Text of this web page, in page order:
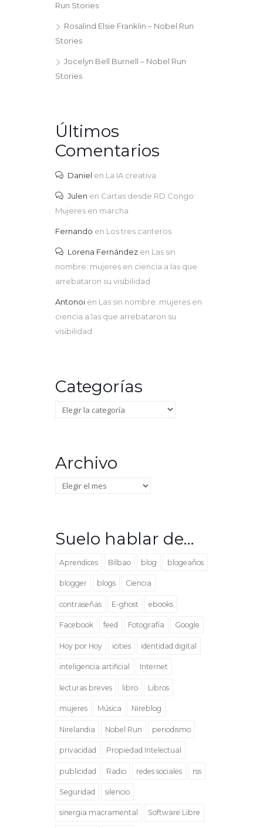
Run Stories
Rosalind Elsie Franklin – Nobel Run
Stories
Jocelyn Bell Burnell – Nobel Run
Stories
Últimos
Comentarios
Daniel en La IA creativa
Julen en Cartas desde RD Congo:
Mujeres en marcha
Fernando en Los tres canteros
Lorena Fernández en Las sin
nombre: mujeres en ciencia a las que
arrebataron su visibilidad
Antonoi en Las sin nombre: mujeres en
ciencia a las que arrebataron su
visibilidad
Categorías
Categorías
Archivo
Archivo
Suelo hablar de…
Aprendices Bilbao blog blogeaños
blogger blogs Ciencia
contraseñas E-ghost ebooks
Facebook feed Fotografía Google
Hoy por Hoy icities identidad digital
inteligencia artificial Internet
lecturas breves libro Libros
mujeres Música Nireblog
Nirelandia Nobel Run periodismo
privacidad Propiedad Intelectual
publicidad Radio redes sociales rss
Seguridad silencio
sinergia macramental Software Libre